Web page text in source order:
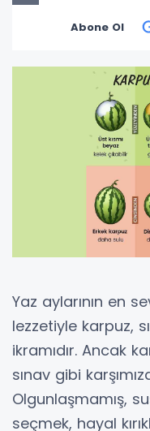
Abone Ol
Yaz aylarının en
lezzetiyle karpuz,
ikramıdır. Ancak
sınav gibi
Olgunlaşmamış,
seçmek, hayal